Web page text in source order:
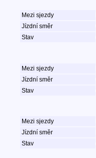
Mezi sjezdy
Jízdní směr
Stav
Mezi sjezdy
Jízdní směr
Stav
Mezi sjezdy
Jízdní směr
Stav